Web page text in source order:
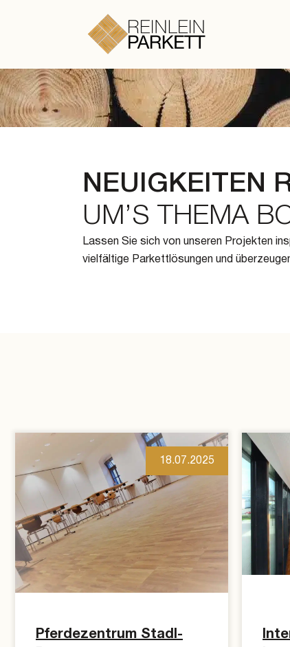
Zum Hauptinhalt springen
Zum Footer springen
NEUIGKEITEN
UM’S THEMA
Lassen Sie sich von unseren Projekten
vielfältige Parkettlösungen und
Pferdezentrum Stadl-
18.07.2025